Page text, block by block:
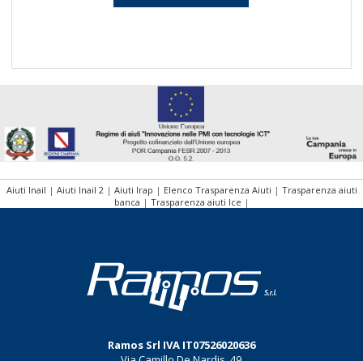
Aiuti Inail | Aiuti Inail 2| Aiuti Irap | Elenco Trasparenza Aiuti | Trasparenza aiuti
banca | Trasparenza aiuti Ice |
Ramos Srl IVAIT07526020636